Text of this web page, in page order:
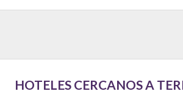
HOTELES CERCANOS A